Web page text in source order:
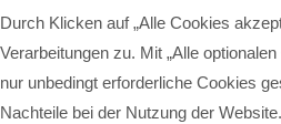
Durch Klicken auf „Alle Cookies
Verarbeitungen zu. Mit „Alle
nur unbedingt erforderliche Cookies
Nachteile bei der Nutzung der